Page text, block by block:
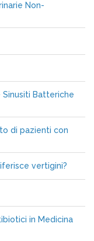
Non-
Batteriche
di pazienti con
vertigini?
in Medicina